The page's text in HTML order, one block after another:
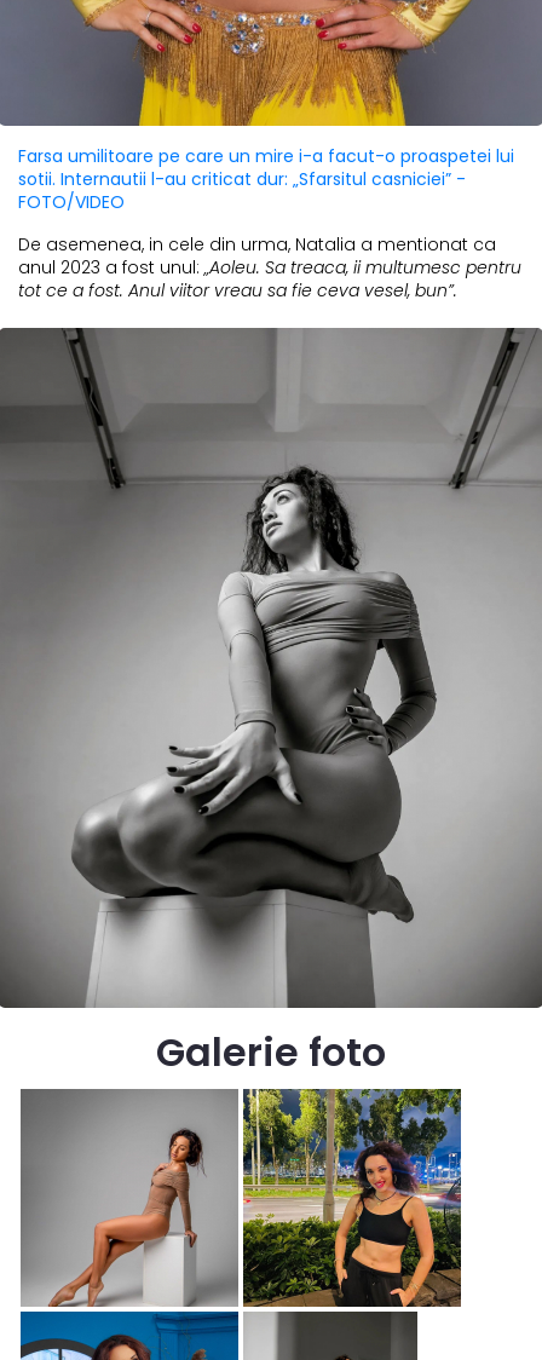
Farsa umilitoare pe care un mire i-a facut-o proaspetei lui
sotii. Internautii l-au criticat dur: „Sfarsitul casniciei” -
FOTO/VIDEO
De asemenea, in cele din urma, Natalia a mentionat ca
anul 2023 a fost unul: „Aoleu. Sa treaca, ii multumesc pentru
tot ce a fost. Anul viitor vreau sa fie ceva vesel, bun”.
Galerie foto